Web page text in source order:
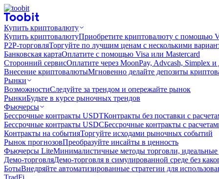
Купить криптовалюту
Купить криптовалютуПриобретите криптовалюту с помощью
P2P-торговляТоргуйте по лучшим ценам с несколькими
Банковская картаОплатите с помощью Visa или Mastercard
Сторонний сервисОплатите через MoonPay, Advcash, Simplex и
Внесение криптовалютыМгновенно делайте депозиты
Рынки
ВозможностиСледуйте за трендом и опережайте рынок
РынкиБудьте в курсе рыночных трендов
Фьючерсы
Бессрочные контракты USDTКонтракты без поставки с
Бессрочные контракты USDCБессрочные контракты с
Контракты на событияТоргуйте исходами рыночных событий
Рынок прогнозовПреобразуйте инсайты в ценность
Фьючерсы LiteМинималистичные методы торговли, идеальные
Демо-торговляДемо-торговля в симулированной среде без
БотыВнедряйте автоматизированные стратегии для
TradFi